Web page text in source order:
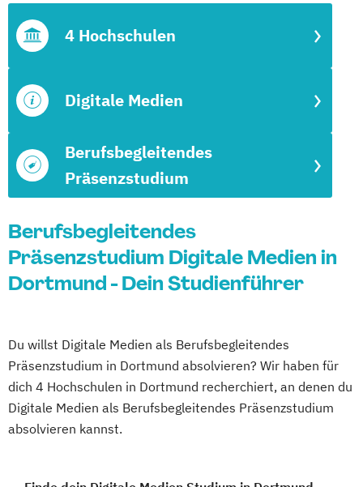
Berufsbegleitendes
Präsenzstudium
Digitale Medien
4 Hochschulen
Berufsbegleitendes
Präsenzstudium Digitale Medien in
Dortmund - Dein Studienführer
Du willst Digitale Medien als Berufsbegleitendes
Präsenzstudium in Dortmund absolvieren? Wir haben für
dich 4 Hochschulen in Dortmund recherchiert, an denen du
Digitale Medien als Berufsbegleitendes Präsenzstudium
absolvieren kannst.